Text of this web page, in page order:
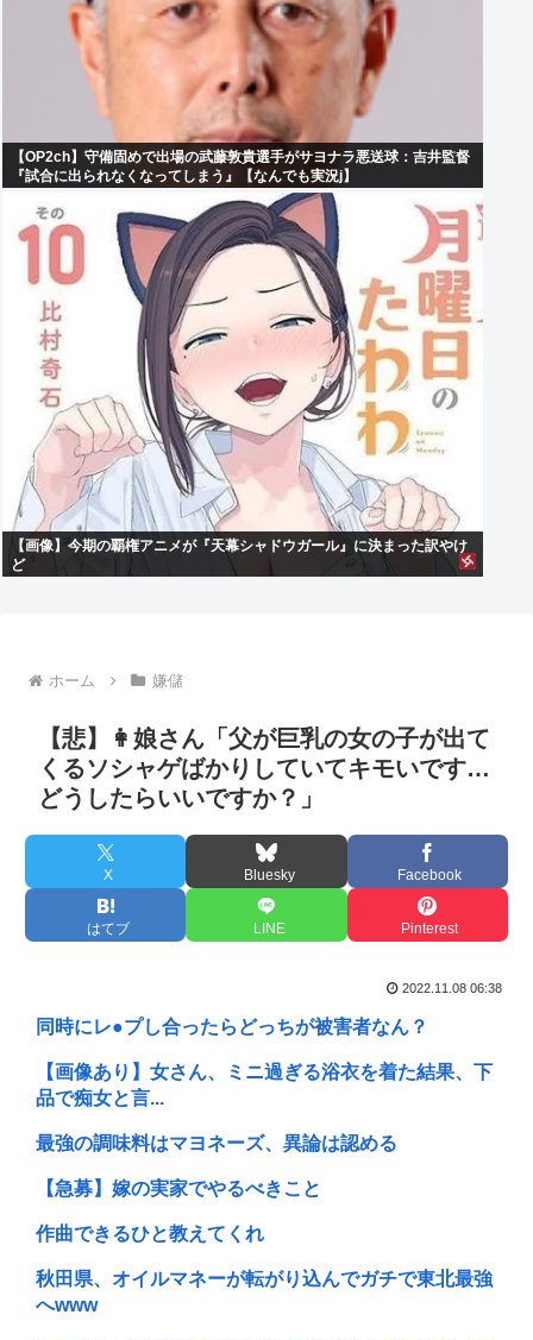
【OP2ch】守備固めで出場の武藤敦貴選手がサヨナラ悪送球：吉井監督
『試合に出られなくなってしまう』【なんでも実況j】
【画像】今期の覇権アニメが『天幕シャドウガール』に決まった訳やけ
ど
ホーム 嫌儲
【悲】👩娘さん「父が巨乳の女の子が出て
くるソシャゲばかりしていてキモいです…
どうしたらいいですか？」
X Bluesky Facebook
はてブ LINE Pinterest
2022.11.08 06:38
同時にレ●プし合ったらどっちが被害者なん？
【画像あり】女さん、ミニ過ぎる浴衣を着た結果、下
品で痴女と言...
最強の調味料はマヨネーズ、異論は認める
【急募】嫁の実家でやるべきこと
作曲できるひと教えてくれ
秋田県、オイルマネーが転がり込んでガチで東北最強
へwww